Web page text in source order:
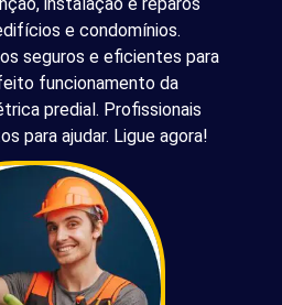
e condomínios.
seguros e eficientes para
funcionamento da
predial. Profissionais
para ajudar. Ligue agora!